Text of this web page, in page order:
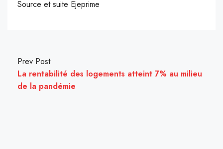
Source et suite Ejeprime
Prev Post
La rentabilité des logements atteint 7% au milieu
de la pandémie